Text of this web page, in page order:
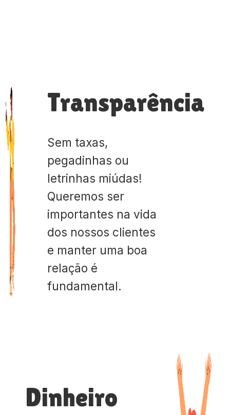
Transparência
Sem taxas,
pegadinhas ou
letrinhas miúdas!
Queremos ser
importantes na vida
dos nossos clientes
e manter uma boa
relação é
fundamental.
Dinheiro